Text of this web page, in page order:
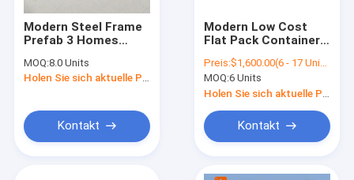
Modern Steel Frame
Prefab 3 Homes
House, Flat Pack
Container Homes
Bedroom Container
Price
MOQ:8.0 Units
Holen Sie sich aktuelle Preis
Kontakt
Modern Low Cost
Flat Pack Container
Detachable Frame
Preis:$1,600.00(6 - 17 Units) $1,550.00(18 - 49 Units) $1,500.00(>=50 Units)
MOQ:6 Units
Kontakt